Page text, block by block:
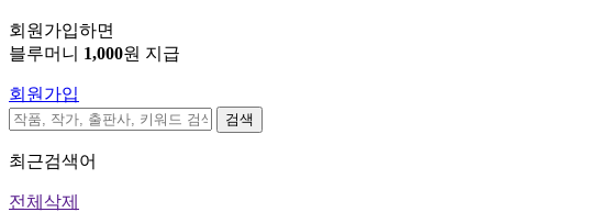
회원가입하면
블루머니 1,000원 지급
회원가입
검색
최근검색어
전체삭제